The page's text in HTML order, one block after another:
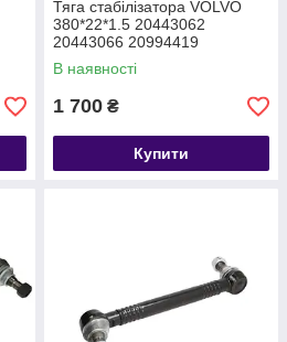
Тяга стабілізатора VOLVO
380*22*1.5 20443062
20443066 20994419
21248088
В наявності
1 700 ₴
Купити